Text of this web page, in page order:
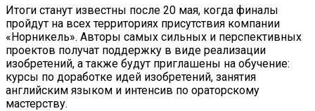
Итоги станут известны после 20 мая, когда финалы
пройдут на всех территориях присутствия компании
«Норникель». Авторы самых сильных и перспективных
проектов получат поддержку в виде реализации
изобретений, а также будут приглашены на обучение:
курсы по доработке идей изобретений, занятия
английским языком и интенсив по ораторскому
мастерству.